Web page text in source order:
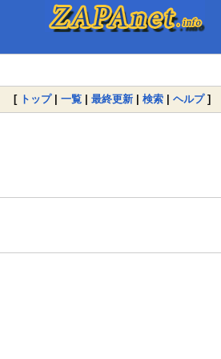
[ トップ| 一覧 | 最終更新 | 検索 | ヘルプ]